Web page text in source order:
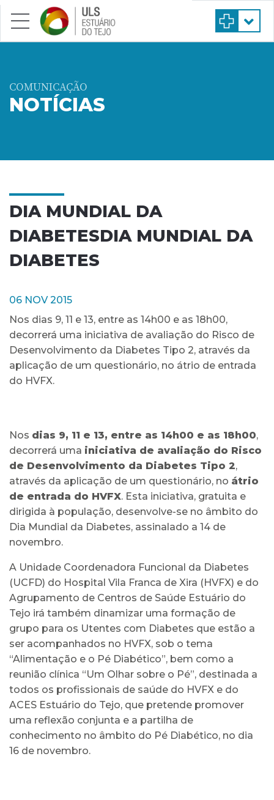
Saltar para conteúdo principal
COMUNICAÇÃO
NOTÍCIAS
DIA MUNDIAL DA
DIABETESDIA MUNDIAL DA
DIABETES
06 NOV 2015
Nos dias 9, 11 e 13, entre as 14h00 e as 18h00,
decorrerá uma iniciativa de avaliação do Risco de
Desenvolvimento da Diabetes Tipo 2, através da
aplicação de um questionário, no átrio de entrada
do HVFX.
Nos dias 9, 11 e 13, entre as 14h00 e as 18h00,
decorrerá uma iniciativa de avaliação do Risco
de Desenvolvimento da Diabetes Tipo 2,
através da aplicação de um questionário, no átrio
de entrada do HVFX. Esta iniciativa, gratuita e
dirigida à população, desenvolve-se no âmbito do
Dia Mundial da Diabetes, assinalado a 14 de
novembro.
A Unidade Coordenadora Funcional da Diabetes
(UCFD) do Hospital Vila Franca de Xira (HVFX) e do
Agrupamento de Centros de Saúde Estuário do
Tejo irá também dinamizar uma formação de
grupo para os Utentes com Diabetes que estão a
ser acompanhados no HVFX, sob o tema
“Alimentação e o Pé Diabético”, bem como a
reunião clínica “Um Olhar sobre o Pé”, destinada a
todos os profissionais de saúde do HVFX e do
ACES Estuário do Tejo, que pretende promover
uma reflexão conjunta e a partilha de
conhecimento no âmbito do Pé Diabético, no dia
16 de novembro.